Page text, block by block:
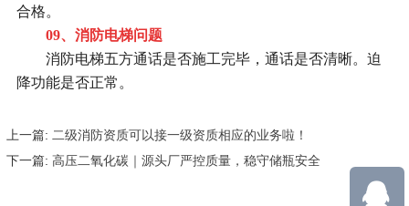
合格。
09、消防电梯问题
消防电梯五方通话是否施工完毕，通话是否清晰。迫
降功能是否正常。
上一篇: 二级消防资质可以接一级资质相应的业务啦！
下一篇: 高压二氧化碳｜源头厂严控质量，稳守储瓶安全